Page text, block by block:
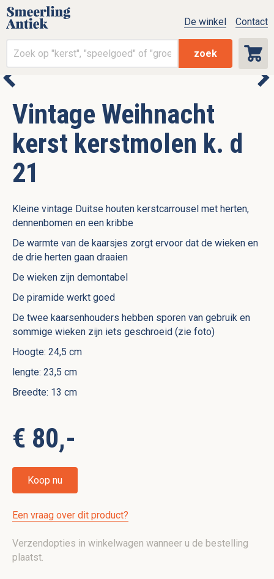
zoek
De winkel Contact
Vintage Weihnacht
kerst kerstmolen k. d
21
Kleine vintage Duitse houten kerstcarrousel met herten,
dennenbomen en een kribbe
De warmte van de kaarsjes zorgt ervoor dat de wieken en
de drie herten gaan draaien
De wieken zijn demontabel
De piramide werkt goed
De twee kaarsenhouders hebben sporen van gebruik en
sommige wieken zijn iets geschroeid (zie foto)
Hoogte: 24,5 cm
lengte: 23,5 cm
Breedte: 13 cm
€ 80,-
Koop nu
Een vraag over dit product?
Verzendopties in winkelwagen wanneer u de bestelling
plaatst.